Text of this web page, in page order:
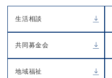
生活相談
共同募金会
地域福祉